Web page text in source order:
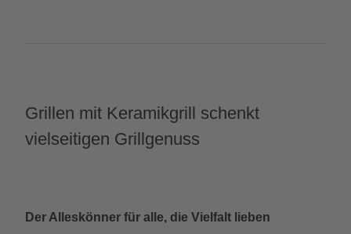
Grillen mit Keramikgrill schenkt
vielseitigen Grillgenuss
Der Alleskönner für alle, die Vielfalt lieben